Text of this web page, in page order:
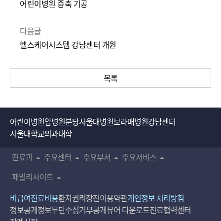
어린이병원 증축 기공
다음글
헬스케어시스템 강남센터 개원
목록
어린이병원암병원분당서울대병원보라매병원강남센터
서울대학교의과대학
진료과
주요센터 주요부서
주요서비스
패밀리사이트
비급여진료비용환자권리장전이용약관개인정보 처리방침
정보공개정보무단수집거부공개뷰어 다운로드진료협력센터